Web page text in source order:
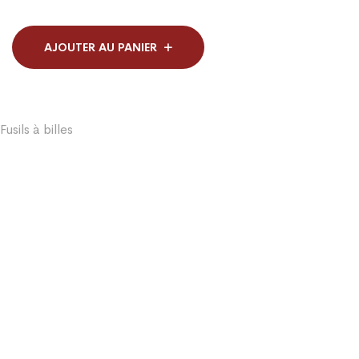
AJOUTER AU PANIER
à billes